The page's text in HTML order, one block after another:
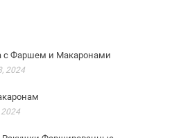
с Фаршем и Макаронами
2024